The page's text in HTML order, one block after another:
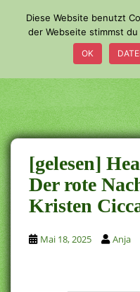
o
m
a
i
n
c
o
n
t
e
n
t
[gelesen]
Der rote
Kristen
Mai 18, 2025 Anja
Diese Website benutzt
der Webseite stimmst
OK